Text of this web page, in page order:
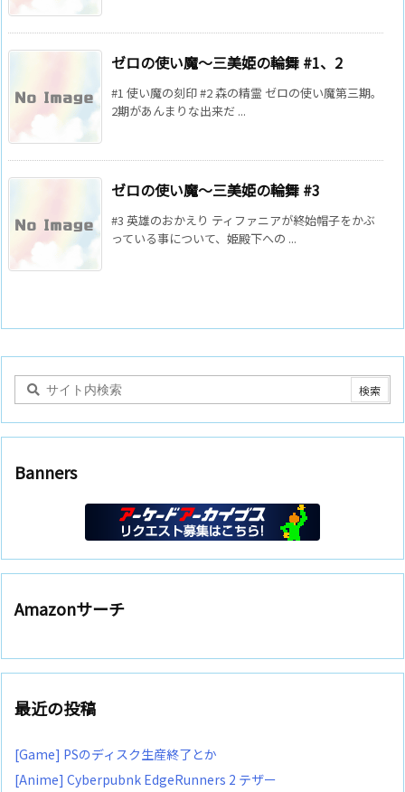
ゼロの使い魔～三美姫の輪舞 #1、2
#1 使い魔の刻印 #2 森の精霊 ゼロの使い魔第三期。
2期があんまりな出来だ ...
ゼロの使い魔～三美姫の輪舞 #3
#3 英雄のおかえり ティファニアが終始帽子をかぶ
っている事について、姫殿下への ...
Banners
Amazonサーチ
最近の投稿
[Game] PSのディスク生産終了とか
[Anime] Cyberpubnk EdgeRunners 2 テザー